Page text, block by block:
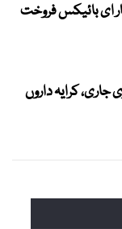
ای بائیکس فروخت
کرایہ داروں